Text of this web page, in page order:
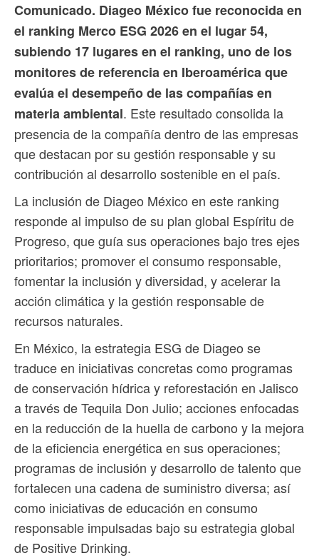
Comunicado. Diageo México fue reconocida en
el ranking Merco ESG 2026 en el lugar 54,
subiendo 17 lugares en el ranking, uno de los
monitores de referencia en Iberoamérica que
evalúa el desempeño de las compañías en
materia ambiental. Este resultado consolida la
presencia de la compañía dentro de las empresas
que destacan por su gestión responsable y su
contribución al desarrollo sostenible en el país.
La inclusión de Diageo México en este ranking
responde al impulso de su plan global Espíritu de
Progreso, que guía sus operaciones bajo tres ejes
prioritarios; promover el consumo responsable,
fomentar la inclusión y diversidad, y acelerar la
acción climática y la gestión responsable de
recursos naturales.
En México, la estrategia ESG de Diageo se
traduce en iniciativas concretas como programas
de conservación hídrica y reforestación en Jalisco
a través de Tequila Don Julio; acciones enfocadas
en la reducción de la huella de carbono y la mejora
de la eficiencia energética en sus operaciones;
programas de inclusión y desarrollo de talento que
fortalecen una cadena de suministro diversa; así
como iniciativas de educación en consumo
responsable impulsadas bajo su estrategia global
de Positive Drinking.